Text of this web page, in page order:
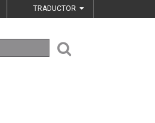
TRADUCTOR